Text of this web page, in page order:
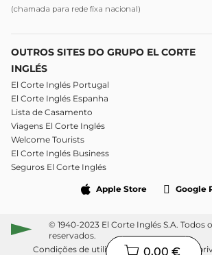
(chamada para rede fixa nacional)
OUTROS SITES DO GRUPO EL CORTE
INGLÉS
El Corte Inglés Portugal
El Corte Inglés Espanha
Lista de Casamento
Viagens El Corte Inglés
Welcome Tourists
El Corte Inglés Business
Seguros El Corte Inglés
Apple Store Google
© 1940-2023 El Corte Inglés S.A. Todos
reservados.
Condições de utilização
Política de
0,00 €